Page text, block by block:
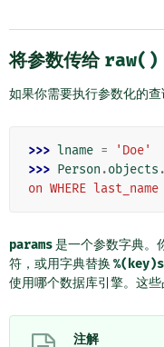
将参数传给 raw()
如果你需要执行参数化的查
>>> lname =
'Doe'
>>> Person .objects .
on WHERE last_name
params是一个参数字典。
符，或用字典替换 %(key)s
使用哪个数据库引擎。这
注解